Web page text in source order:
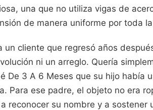
una que no utiliza vigas de
de manera uniforme por toda
un cliente que regresó años
ni un arreglo. Quería
De 3 A 6 Meses que su hijo había
Para ese padre, el objeto no era
reconocer su nombre y a